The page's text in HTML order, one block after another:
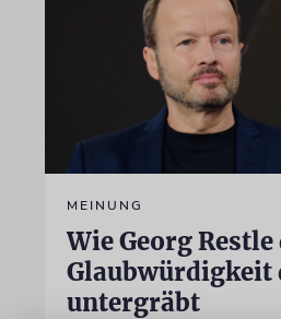
MEINUNG
Wie Georg Restle
Glaubwürdigkeit
untergräbt